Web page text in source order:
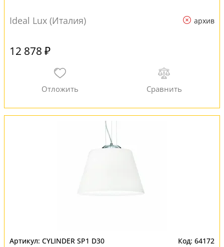
Ideal Lux (Италия) архив
12 878 ₽
CYLINDER SP1 D30 64172